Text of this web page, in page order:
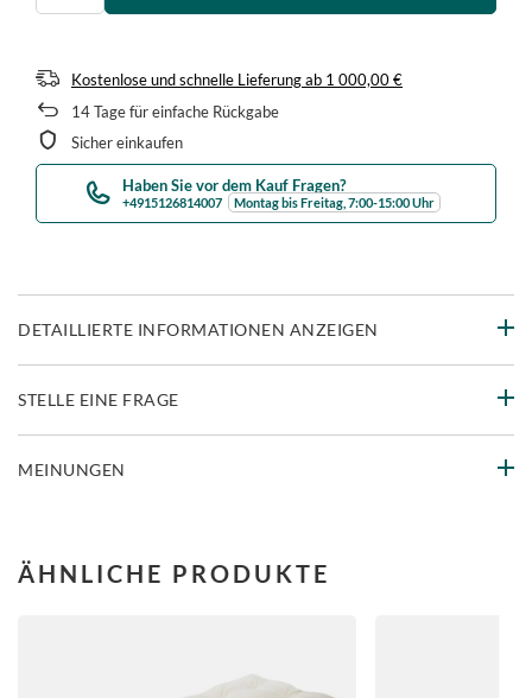
Kostenlose und schnelle Lieferungab 1 000,00 €
14Tage für einfache Rückgabe
Sicher einkaufen
Haben Sie vor dem Kauf Fragen?
+4915126814007 Montag bis Freitag, 7:00-15:00 Uhr
DETAILLIERTE INFORMATIONEN ANZEIGEN
STELLE EINE FRAGE
MEINUNGEN
ÄHNLICHE PRODUKTE